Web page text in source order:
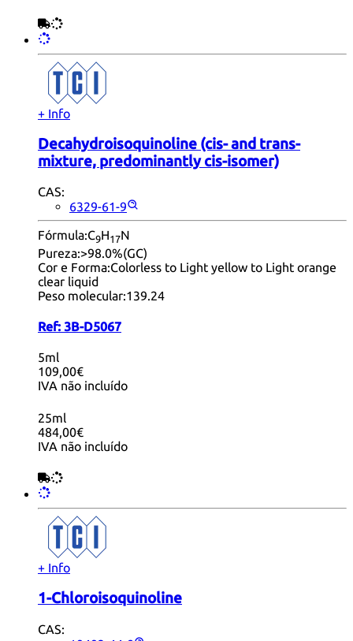
+ Info
Decahydroisoquinoline (cis- and trans-
mixture, predominantly cis-isomer)
CAS:
6329-61-9
Fórmula:C9H17N
Pureza:>98.0%(GC)
Cor e Forma:Colorless to Light yellow to Light orange
clear liquid
Peso molecular:139.24
Ref: 3B-D5067
5ml
109,00€
IVA não incluído
25ml
484,00€
IVA não incluído
+ Info
1-Chloroisoquinoline
CAS: